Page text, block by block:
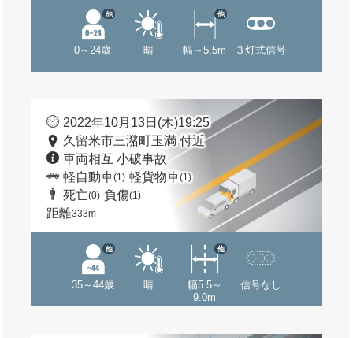
0～24歳
他
晴 幅～5.5m
他
３灯式信号
2022年10月13日(木)19:25
久留米市三潴町玉満 付近
車両相互 小破事故
軽自動車(1) 軽貨物車(1)
死亡(0) 負傷(1)
距離333m
35～44歳
他
晴
幅5.5～
9.0m
他
信号なし